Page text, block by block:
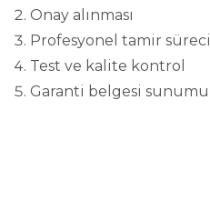
Onay alınması
Profesyonel tamir süreci
Test ve kalite kontrol
Garanti belgesi sunumu